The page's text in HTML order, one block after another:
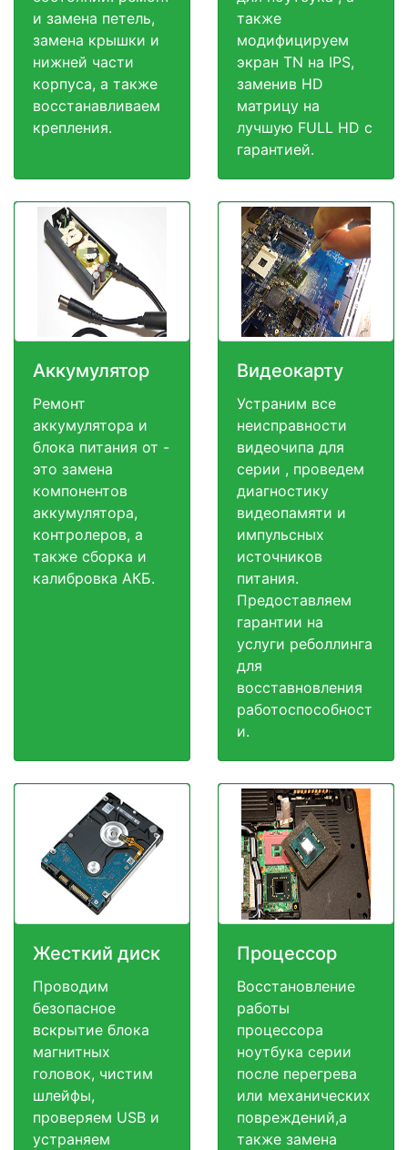
и замена петель,
замена крышки и
нижней части
корпуса, а также
восстанавливаем
крепления.
также
модифицируем
экран TN на IPS,
заменив HD
матрицу на
лучшую FULL HD c
гарантией.
Аккумулятор
Ремонт
аккумулятора и
блока питания от -
это замена
компонентов
аккумулятора,
контролеров, а
также сборка и
калибровка АКБ.
Видеокарту
Устраним все
неисправности
видеочипа для
серии , проведем
диагностику
видеопамяти и
импульсных
источников
питания.
Предоставляем
гарантии на
услуги реболлинга
для
восставновления
работоспособност
и.
Жесткий диск
Проводим
безопасное
вскрытие блока
магнитных
головок, чистим
шлейфы,
проверяем USB и
устраняем
Процессор
Восстановление
работы
процессора
ноутбука серии
после перегрева
или механических
повреждений,а
также замена